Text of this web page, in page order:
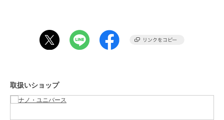
・ハイネックのインナーやパーカーのフードを襟元から出した着こな
しがおすすめ
■取扱方法
取扱いショップ